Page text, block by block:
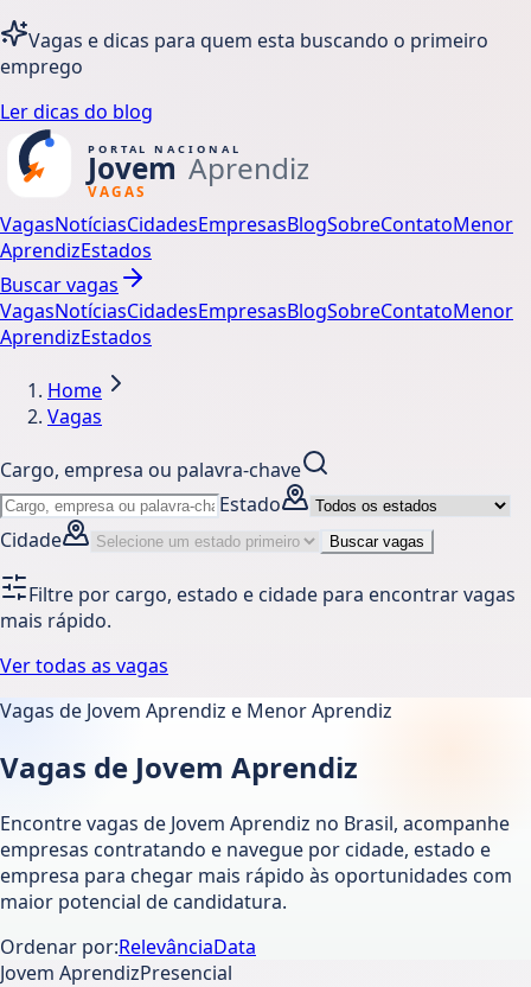
Vagas e dicas para quem esta buscando o primeiro
emprego
Ler dicas do blog
VagasNotíciasCidadesEmpresasBlogSobreContatoMenor
AprendizEstados
Buscar vagas
VagasNotíciasCidadesEmpresasBlogSobreContatoMenor
AprendizEstados
Home
Vagas
Cargo, empresa ou palavra-chave
Estado
Cidade
Buscar vagas
Filtre por cargo, estado e cidade para encontrar vagas
mais rápido.
Ver todas as vagas
Vagas de Jovem Aprendiz e Menor Aprendiz
Vagas de Jovem Aprendiz
Encontre vagas de Jovem Aprendiz no Brasil, acompanhe
empresas contratando e navegue por cidade, estado e
empresa para chegar mais rápido às oportunidades com
maior potencial de candidatura.
Ordenar por:RelevânciaData
Jovem AprendizPresencial